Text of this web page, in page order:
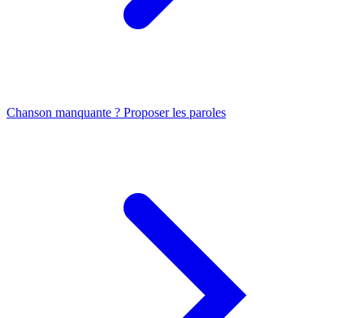
Chanson manquante ? Proposer les paroles